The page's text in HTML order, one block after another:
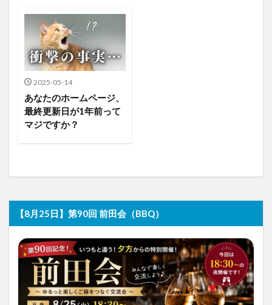
2025-05-14
あなたのホームページ、
最終更新日が1年前って
マジですか？
【8月25日】第90回 前田会（BBQ）